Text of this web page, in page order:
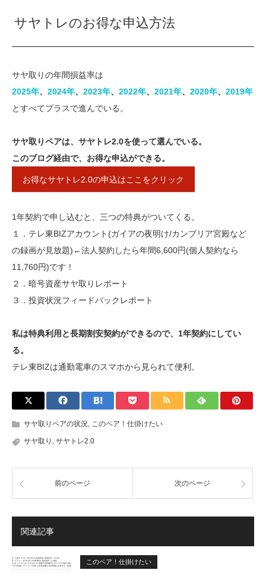
サヤトレのお得な申込方法
サヤ取りの年間損益率は
2025年、 2024年、 2023年​、 ​2022年​、​ 2021年​、​​ 2020年​、 2019年
とすべてプラスで進んでいる。
サヤ取りペアは、サヤトレ2.0を使って選んでいる。
このブログ経由で、お得な申込ができる。
お得なサヤトレ2.0の申込はここをクリック
1年契約で申し込むと、三つの特典がついてくる。
１．テレ東BIZアカウント(ガイアの夜明け/カンブリア宮殿など
の録画が見放題)←法人契約したら年間6,600円(個人契約なら
11,760円)です！
２．暗号資産サヤ取りレポート
３．投資状況フィードバックレポート
私は特典利用と長期割安契約ができるので、1年契約にしてい
る。
テレ東BIZは通勤電車のスマホから見られて便利。
サヤ取りペアの状況, このペア！仕掛けたい
サヤ取り , サヤトレ2.0
前のページ 次のページ
関連記事
このペア！仕掛けたい